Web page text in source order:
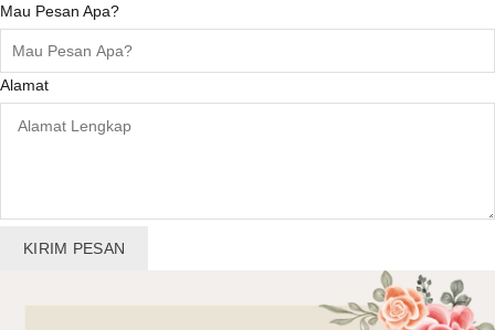
Mau Pesan Apa?
Alamat
KIRIM PESAN